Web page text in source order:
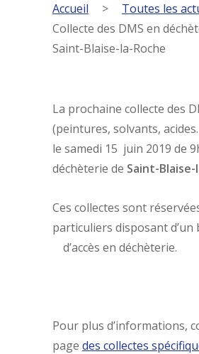
Accueil > Toutes les
Collecte des DMS en
Saint-Blaise-la-Roche
La prochaine collecte des
(peintures, solvants,
le samedi 15 juin 2019 de
déchèterie de Saint-Blaise-
Ces collectes sont
particuliers disposant d’un
d’accès en déchèterie.
Pour plus d’informations,
page des collectes